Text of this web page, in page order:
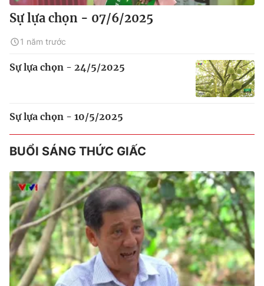
Sự lựa chọn - 07/6/2025
1 năm trước
Sự lựa chọn - 24/5/2025
Sự lựa chọn - 10/5/2025
BUỔI SÁNG THỨC GIẤC